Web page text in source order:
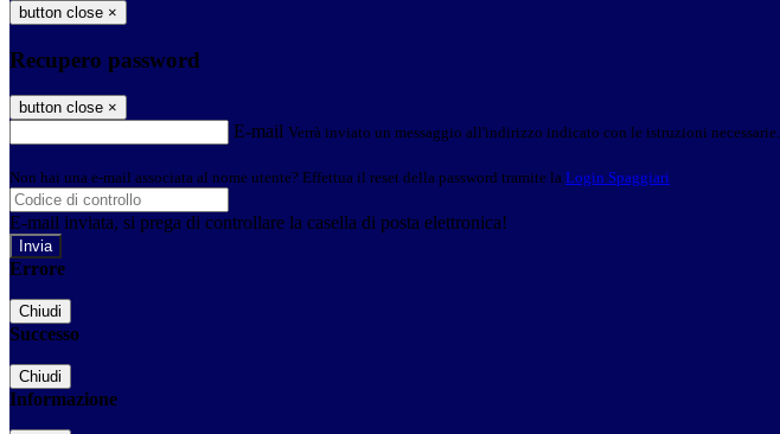
button close ×
Recupero password
button close ×
E-mail Verrà inviato un messaggio all'indirizzo indicato con le istruzioni necessarie.
Non hai una e-mail associata al nome utente? Effettua il reset della password tramite la Login Spaggiari
E-mail inviata, si prega di controllare la casella di posta elettronica!
Errore
Chiudi
Successo
Chiudi
Informazione